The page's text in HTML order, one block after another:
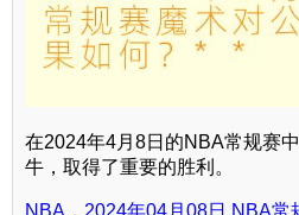
在2024年4月8日的NBA常规赛
牛，取得了重要的胜利。
NBA，2024年04月08日 NBA常